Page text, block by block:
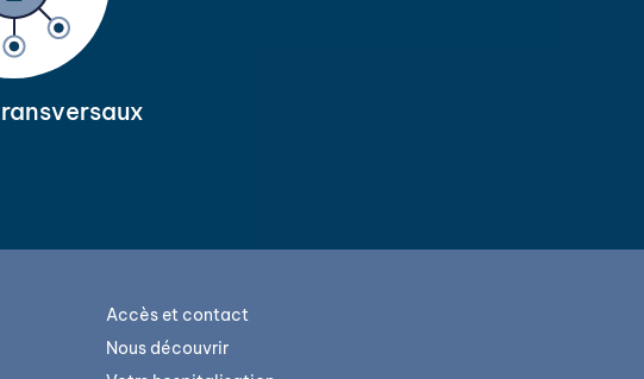
Accès et contact
Nous découvrir